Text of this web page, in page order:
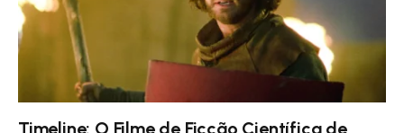
Timeline: O Filme de Ficção Científica de